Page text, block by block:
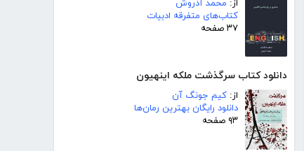
از: محمد آذروش
کتاب‌های متفرقه ادبیات
۳۷ صفحه
دانلود کتاب سرگذشت ملکه اینهیون
از: کیم جونگ آن
دانلود رایگان بهترین رمان‌ها
۹۳ صفحه